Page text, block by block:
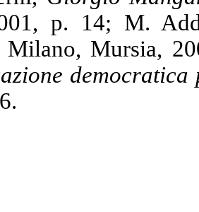
p. 14; M.
Milano, Mursia,